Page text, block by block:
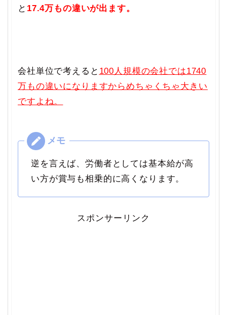
と 17.4万もの違いが出ます。
会社単位で考えると 100人規模の会社では1740
万もの違いになりますからめちゃくちゃ大きい
ですよね。
逆を言えば、労働者としては基本給が高
い方が賞与も相乗的に高くなります。
スポンサーリンク